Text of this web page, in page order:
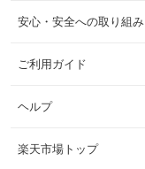
安心・安全への取り組み
ご利用ガイド
ヘルプ
楽天市場トップ